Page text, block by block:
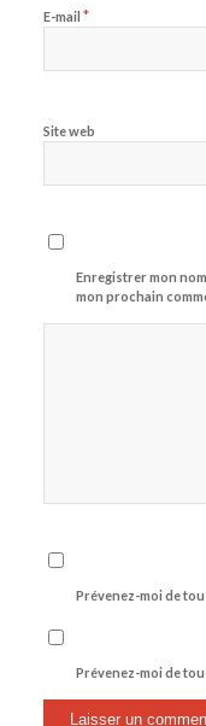
E-mail *
Site web
Enregistrer mon
mon prochain
Prévenez-moi de
Prévenez-moi de